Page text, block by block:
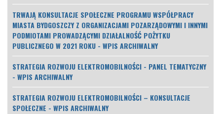
TRWAJĄ KONSULTACJE SPOŁECZNE PROGRAMU WSPÓŁPRACY
MIASTA BYDGOSZCZY Z ORGANIZACJAMI POZARZĄDOWYMI I INNYMI
PODMIOTAMI PROWADZĄCYMI DZIAŁALNOŚĆ POŻYTKU
PUBLICZNEGO W 2021 ROKU - WPIS ARCHIWALNY
STRATEGIA ROZWOJU ELEKTROMOBILNOŚCI - PANEL TEMATYCZNY
- WPIS ARCHIWALNY
STRATEGIA ROZWOJU ELEKTROMOBILNOŚCI – KONSULTACJE
SPOŁECZNE - WPIS ARCHIWALNY